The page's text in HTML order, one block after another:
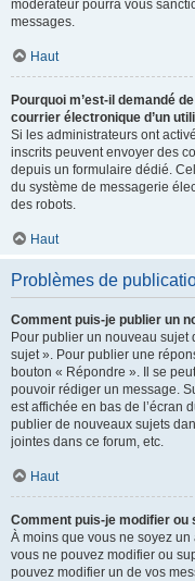
modérateur pourra vous
messages.
Haut
Pourquoi m’est-il demandé
courrier électronique d’un
Si les administrateurs ont
inscrits peuvent envoyer des
depuis un formulaire dédié.
du système de messagerie
des robots.
Haut
Problèmes de
Comment puis-je publier un
Pour publier un nouveau sujet
sujet ». Pour publier une
bouton « Répondre ». Il se
pouvoir rédiger un message.
est affichée en bas de l’écran
publier de nouveaux sujets
jointes dans ce forum, etc.
Haut
Comment puis-je modifier ou
À moins que vous ne soyez
vous ne pouvez modifier ou
pouvez modifier un de vos